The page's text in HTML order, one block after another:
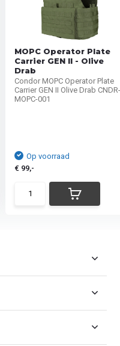
MOPC Operator Plate
Carrier GEN II - Olive
Drab
Condor MOPC Operator Plate
Carrier GEN II Olive Drab
MOPC-001
Op voorraad
€ 99,-